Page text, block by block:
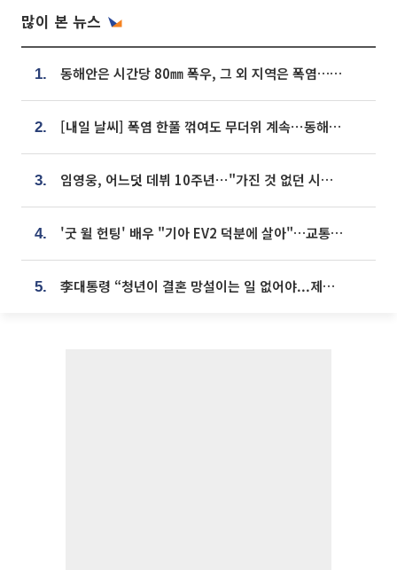
많이 본 뉴스
1. 동해안은 시간당 80㎜ 폭우, 그 외 지역은 폭염…‘극과 극 날씨’
2. [내일 날씨] 폭염 한풀 꺾여도 무더위 계속⋯동해안 이틀 연속 비
3. 임영웅, 어느덧 데뷔 10주년⋯"가진 것 없던 시절, 내 앞엔 20명의 팬뿐"
4. '굿 윌 헌팅' 배우 "기아 EV2 덕분에 살아"…교통사고 후 안전성 극찬
5. 李대통령 “청년이 결혼 망설이는 일 없어야...제도상 불이익 조사”